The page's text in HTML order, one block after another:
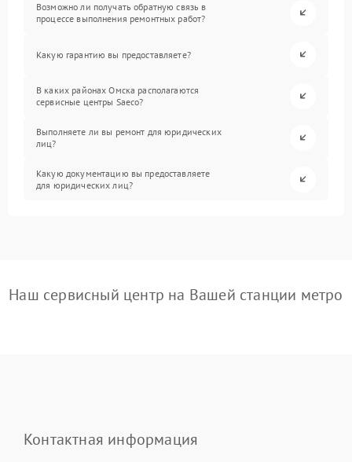
Возможно ли получать обратную связь в
процессе выполнения ремонтных работ?
Какую гарантию вы предоставляете?
В каких районах Омска располагаются
сервисные центры Saeco?
Выполняете ли вы ремонт для юридических
лиц?
Какую документацию вы предоставляете
для юридических лиц?
Наш сервисный центр на Вашей станции метро
Контактная информация